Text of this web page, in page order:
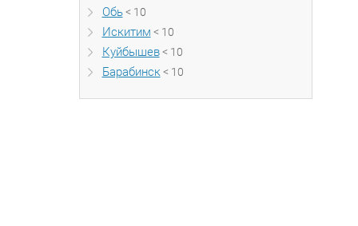
Обь< 10
Искитим < 10
Куйбышев< 10
Барабинск < 10